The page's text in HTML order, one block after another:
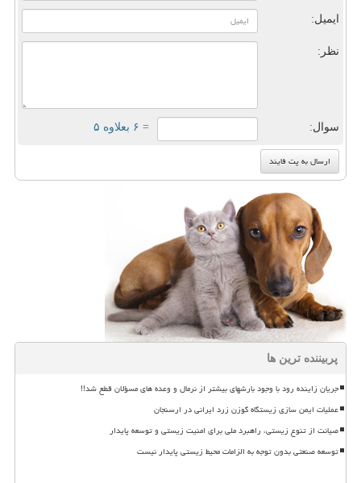
ایمیل:
نظر:
سوال: = ۶ بعلاوه ۵
پربیننده ترین ها
جریان زاینده رود با وجود بارشهای بیشتر از نرمال و وعده های مسؤلان قطع شد!!
عملیات ایمن سازی زیستگاه گوزن زرد ایرانی در ارسنجان
صیانت از تنوع زیستی، راهبرد ملی برای امنیت زیستی و توسعه پایدار
توسعه صنعتی بدون توجه به الزامات محیط زیستی پایدار نیست